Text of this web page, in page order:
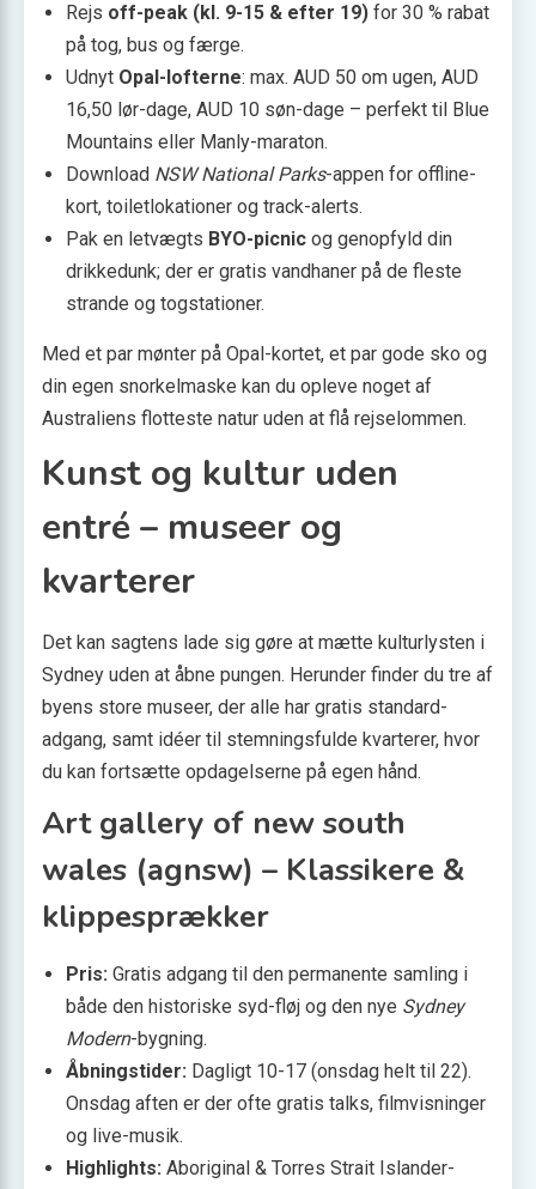
Rejs off-peak (kl. 9-15 & efter 19) for 30 % rabat
på tog, bus og færge.
Udnyt Opal-lofterne: max. AUD 50 om ugen, AUD
16,50 lør-dage, AUD 10 søn-dage – perfekt til Blue
Mountains eller Manly-maraton.
Download NSW National Parks-appen for offline-
kort, toiletlokationer og track-alerts.
Pak en letvægts BYO-picnic og genopfyld din
drikkedunk; der er gratis vandhaner på de fleste
strande og togstationer.
Med et par mønter på Opal-kortet, et par gode sko og
din egen snorkelmaske kan du opleve noget af
Australiens flotteste natur uden at flå rejselommen.
Kunst og kultur uden
entré – museer og
kvarterer
Det kan sagtens lade sig gøre at mætte kulturlysten i
Sydney uden at åbne pungen. Herunder finder du tre af
byens store museer, der alle har gratis standard­
adgang, samt idéer til stemningsfulde kvarterer, hvor
du kan fortsætte opdagelserne på egen hånd.
Art gallery of new south
wales (agnsw) – Klassikere &
klippesprækker
Pris: Gratis adgang til den permanente samling i
både den historiske syd-fløj og den nye Sydney
Modern-bygning.
Åbningstider: Dagligt 10-17 (onsdag helt til 22).
Onsdag aften er der ofte gratis talks, filmvisninger
og live-musik.
Highlights: Aboriginal & Torres Strait Islander-